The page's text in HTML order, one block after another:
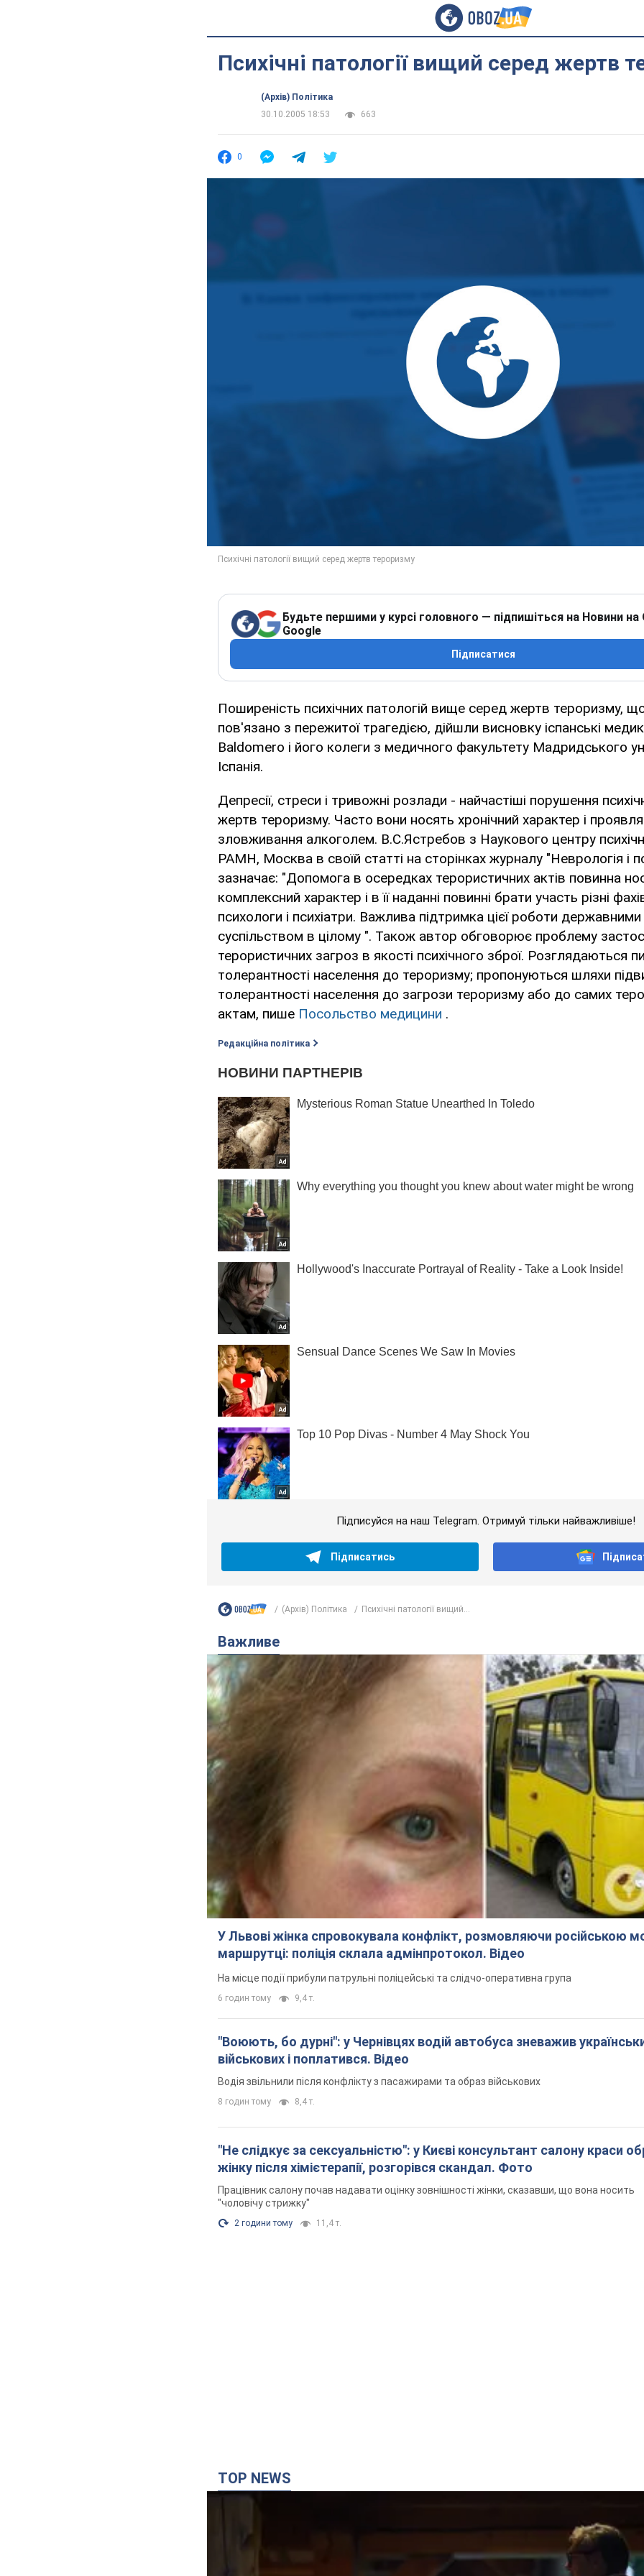
Психічні патології вищий серед жертв
(Архів) Політика
30.10.2005 18:53
663
0
Будьте першими у курсі головного — підпишіться на Новини на
Google
Підписатися
Поширеність психічних патологій вище серед жертв тероризму,
пов'язано з пережитої трагедією, дійшли висновку іспанські
Baldomero і його колеги з медичного факультету Мадридського
Іспанія.
Депресії, стреси і тривожні розлади - найчастіші порушення
жертв тероризму. Часто вони носять хронічний характер і
зловживання алкоголем. В.С.Ястребов з Наукового центру
РАМН, Москва в своїй статті на сторінках журналу "Неврологія і
зазначає: "Допомога в осередках терористичних актів повинна
комплексний характер і в її наданні повинні брати участь різні
психологи і психіатри. Важлива підтримка цієї роботи
суспільством в цілому ". Також автор обговорює проблему
терористичних загроз в якості психічного зброї. Розглядаються
толерантності населення до тероризму; пропонуються шляхи
толерантності населення до загрози тероризму або до самих
актам, пише Посольство медицини .
Редакційна політика
Підписуйся на наш Telegram. Отримуй тільки найважливіше!
Підписатись
(Архів) Політика Психічні патології вищий...
Важливе
У Львові жінка спровокувала конфлікт, розмовляючи російською
маршрутці: поліція склала адмінпротокол. Відео
На місце події прибули патрульні поліцейські та слідчо-оперативна група
6 годин тому 9,4 т.
"Воюють, бо дурні": у Чернівцях водій автобуса зневажив
військових і поплатився. Відео
Водія звільнили після конфлікту з пасажирами та образ військових
8 годин тому 8,4 т.
"Не слідкує за сексуальністю": у Києві консультант салону краси
жінку після хімієтерапії, розгорівся скандал. Фото
Працівник салону почав надавати оцінку зовнішності жінки, сказавши, що вона носить
"чоловічу стрижку"
2 години тому 11,4 т.
TOP NEWS